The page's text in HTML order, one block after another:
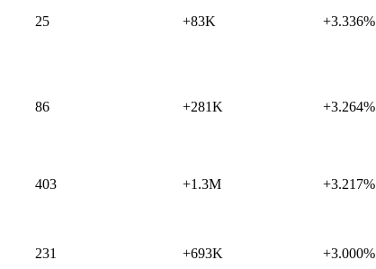
25 +83K +3.336%
86 +281K +3.264%
403 +1.3M +3.217%
231 +693K +3.000%